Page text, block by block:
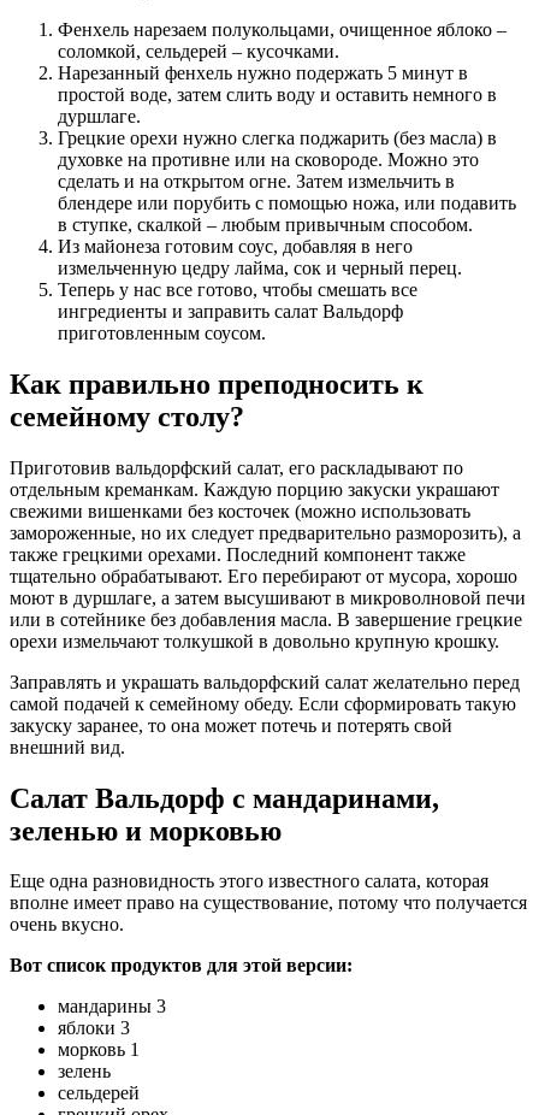
Фенхель нарезаем полукольцами, очищенное яблоко –
соломкой, сельдерей – кусочками.
Нарезанный фенхель нужно подержать 5 минут в
простой воде, затем слить воду и оставить немного в
дуршлаге.
Грецкие орехи нужно слегка поджарить (без масла) в
духовке на противне или на сковороде. Можно это
сделать и на открытом огне. Затем измельчить в
блендере или порубить с помощью ножа, или подавить
в ступке, скалкой – любым привычным способом.
Из майонеза готовим соус, добавляя в него
измельченную цедру лайма, сок и черный перец.
Теперь у нас все готово, чтобы смешать все
ингредиенты и заправить салат Вальдорф
приготовленным соусом.
Как правильно преподносить к
семейному столу?
Приготовив вальдорфский салат, его раскладывают по
отдельным креманкам. Каждую порцию закуски украшают
свежими вишенками без косточек (можно использовать
замороженные, но их следует предварительно разморозить), а
также грецкими орехами. Последний компонент также
тщательно обрабатывают. Его перебирают от мусора, хорошо
моют в дуршлаге, а затем высушивают в микроволновой печи
или в сотейнике без добавления масла. В завершение грецкие
орехи измельчают толкушкой в довольно крупную крошку.
Заправлять и украшать вальдорфский салат желательно перед
самой подачей к семейному обеду. Если сформировать такую
закуску заранее, то она может потечь и потерять свой
внешний вид.
Салат Вальдорф с мандаринами,
зеленью и морковью
Еще одна разновидность этого известного салата, которая
вполне имеет право на существование, потому что получается
очень вкусно.
Вот список продуктов для этой версии:
мандарины 3
яблоки 3
морковь 1
зелень
сельдерей